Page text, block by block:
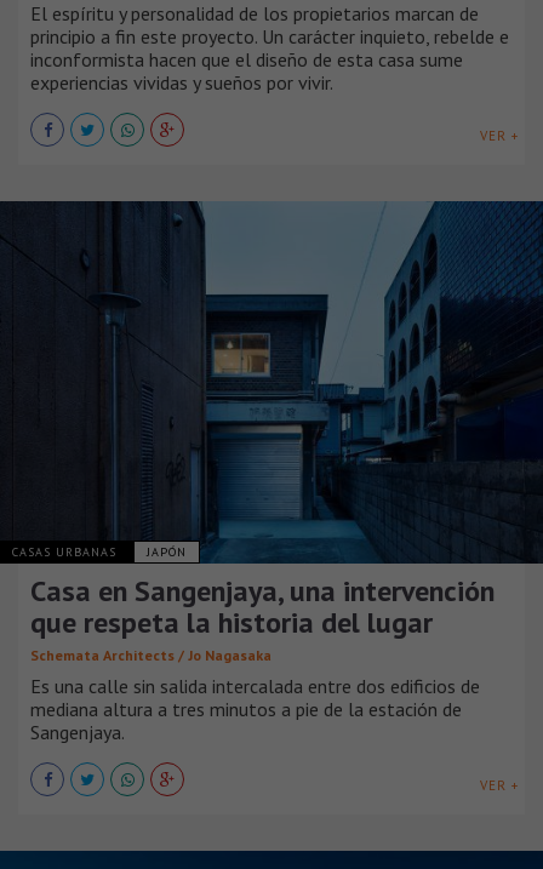
El espíritu y personalidad de los propietarios marcan de
principio a fin este proyecto. Un carácter inquieto, rebelde e
inconformista hacen que el diseño de esta casa sume
experiencias vividas y sueños por vivir.
VER +
CASAS URBANAS JAPÓN
Casa en Sangenjaya, una intervención
que respeta la historia del lugar
Schemata Architects / Jo Nagasaka
Es una calle sin salida intercalada entre dos edificios de
mediana altura a tres minutos a pie de la estación de
Sangenjaya.
VER +